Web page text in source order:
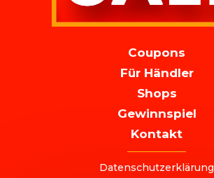
NAVIGATION
Coupons
Für Händler
Shops
Gewinnspiel
Kontakt
Datenschutzerklärung